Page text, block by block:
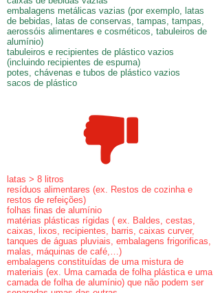
embalagens metálicas vazias (por exemplo, latas
de bebidas, latas de conservas, tampas, tampas,
aerossóis alimentares e cosméticos, tabuleiros de
alumínio)
tabuleiros e recipientes de plástico vazios
(incluindo recipientes de espuma)
potes, chávenas e tubos de plástico vazios
sacos de plástico
latas > 8 litros
resíduos alimentares (ex. Restos de cozinha e
restos de refeições)
folhas finas de alumínio
matérias plásticas rígidas ( ex. Baldes, cestas,
caixas, lixos, recipientes, barris, caixas curver,
tanques de águas pluviais, embalagens frigorificas,
malas, máquinas de café,…)
embalagens constituídas de uma mistura de
materiais (ex. Uma camada de folha plástica e uma
camada de folha de alumínio) que não podem ser